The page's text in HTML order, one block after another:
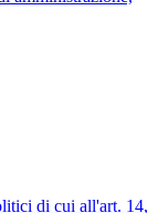
di cui all'art. 14,